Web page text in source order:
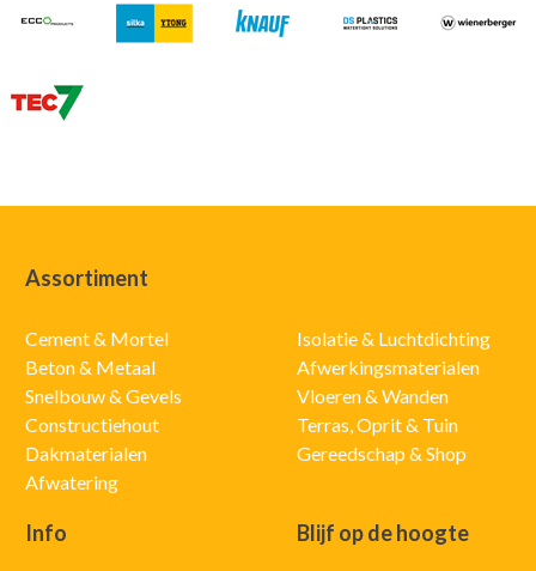
Assortiment
Cement & Mortel
Beton & Metaal
Snelbouw & Gevels
Constructiehout
Dakmaterialen
Afwatering
Isolatie & Luchtdichting
Afwerkingsmaterialen
Vloeren & Wanden
Terras, Oprit & Tuin
Gereedschap & Shop
Info Blijf op de hoogte